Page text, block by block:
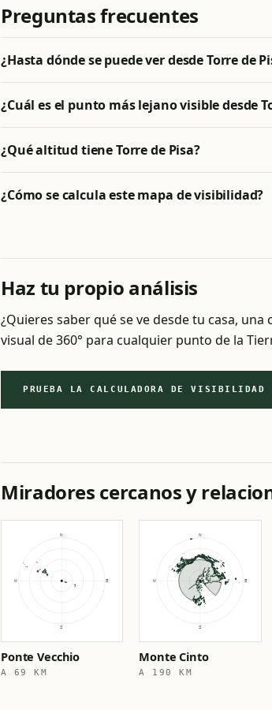
Preguntas frecuentes
¿Hasta dónde se puede ver desde Torre de
¿Cuál es el punto más lejano visible desde
¿Qué altitud tiene Torre de Pisa?
¿Cómo se calcula este mapa de visibilidad?
Haz tu propio análisis
¿Quieres saber qué se ve desde tu casa,
visual de 360° para cualquier punto de la
PRUEBA LA CALCULADORA DE VISIBILIDAD
Miradores cercanos y
Ponte Vecchio
A 69 KM
Monte Cinto
A 190 KM